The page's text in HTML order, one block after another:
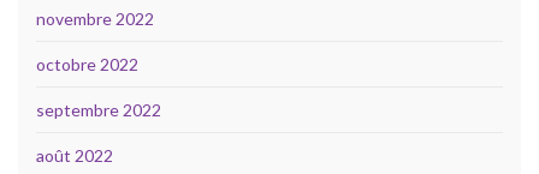
novembre 2022
octobre 2022
septembre 2022
août 2022